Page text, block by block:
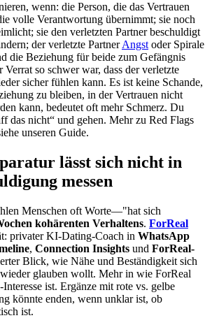
wenn: die Person, die das Vertrauen
volle Verantwortung übernimmt; sie noch
sie den verletzten Partner beschuldigt
der verletzte PartnerAngst oder Spirale
die Beziehung für beide zum Gefängnis
Verrat so schwer war, dass der verletzte
sicher fühlen kann. Es ist keine Schande,
zu bleiben, in der Vertrauen nicht
kann, bedeutet oft mehr Schmerz. Du
das nicht“ und gehen. Mehr zu Red Flags
unseren Guide.
lässt sich nicht in
messen
Menschen oft Worte—"hat sich
kohärenten Verhaltens. ForReal
privater KI-Dating-Coach in WhatsApp
, Connection Insights und ForReal-
Blick, wie Nähe und Beständigkeit sich
glauben wollt. Mehr in wie ForReal
ist. Ergänze mit rote vs. gelbe
könnte enden, wenn unklar ist, ob
ist.